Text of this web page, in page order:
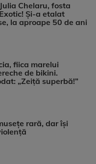
Chelaru, fosta
Și-a etalat
la aproape 50 de ani
fiica marelui
de bikini.
„Zeiță superbă!”
rară, dar își